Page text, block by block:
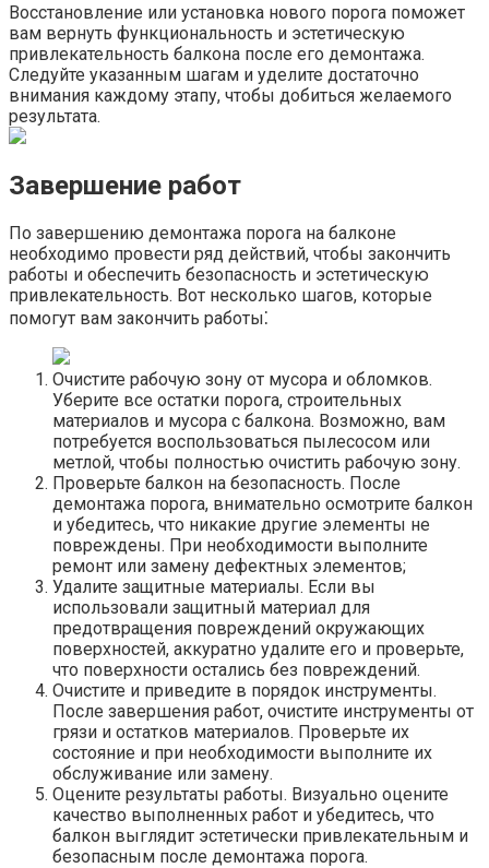
Восстановление или установка нового порога поможет
вам вернуть функциональность и эстетическую
привлекательность балкона после его демонтажа.​
Следуйте указанным шагам и уделите достаточно
внимания каждому этапу, чтобы добиться желаемого
результата.​
Завершение работ
По завершению демонтажа порога на балконе
необходимо провести ряд действий, чтобы закончить
работы и обеспечить безопасность и эстетическую
привлекательность.​ Вот несколько шагов, которые
помогут вам закончить работы⁚
Очистите рабочую зону от мусора и обломков.​
Уберите все остатки порога, строительных
материалов и мусора с балкона.​ Возможно, вам
потребуется воспользоваться пылесосом или
метлой, чтобы полностью очистить рабочую зону.​
Проверьте балкон на безопасность. После
демонтажа порога, внимательно осмотрите балкон
и убедитесь, что никакие другие элементы не
повреждены.​ При необходимости выполните
ремонт или замену дефектных элементов;
Удалите защитные материалы.​ Если вы
использовали защитный материал для
предотвращения повреждений окружающих
поверхностей, аккуратно удалите его и проверьте,
что поверхности остались без повреждений.​
Очистите и приведите в порядок инструменты.​
После завершения работ, очистите инструменты от
грязи и остатков материалов.​ Проверьте их
состояние и при необходимости выполните их
обслуживание или замену.​
Оцените результаты работы.​ Визуально оцените
качество выполненных работ и убедитесь, что
балкон выглядит эстетически привлекательным и
безопасным после демонтажа порога.​